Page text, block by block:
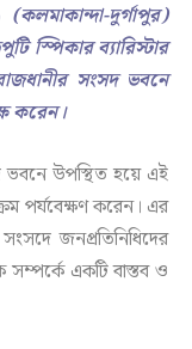
দুর্গাপুর)
স্পিকার ব্যারিস্টার
সংসদ ভবনে
করেন।
ভবনে উপস্থিত হয়ে এই
পর্যবেক্ষণ করেন। এর
জনপ্রতিনিধিদের
সম্পর্কে একটি বাস্তব ও